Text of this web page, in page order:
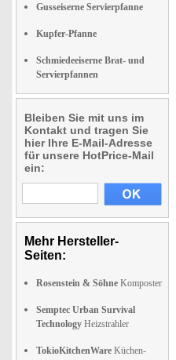
Gusseiserne Servierpfanne
Kupfer-Pfanne
Schmiedeeiserne Brat- und
Servierpfannen
Bleiben Sie mit uns im
Kontakt und tragen Sie
hier Ihre E-Mail-Adresse
für unsere HotPrice-Mail
ein:
Mehr Hersteller-
Seiten:
Rosenstein & Söhne Komposter
Semptec Urban Survival
Technology Heizstrahler
TokioKitchenWare Küchen-